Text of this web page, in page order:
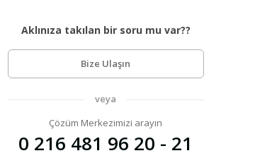
Aklınıza takılan bir soru mu var??
Bize Ulaşın
veya
Çözüm Merkezimizi arayın
0 216 481 96 20 - 21